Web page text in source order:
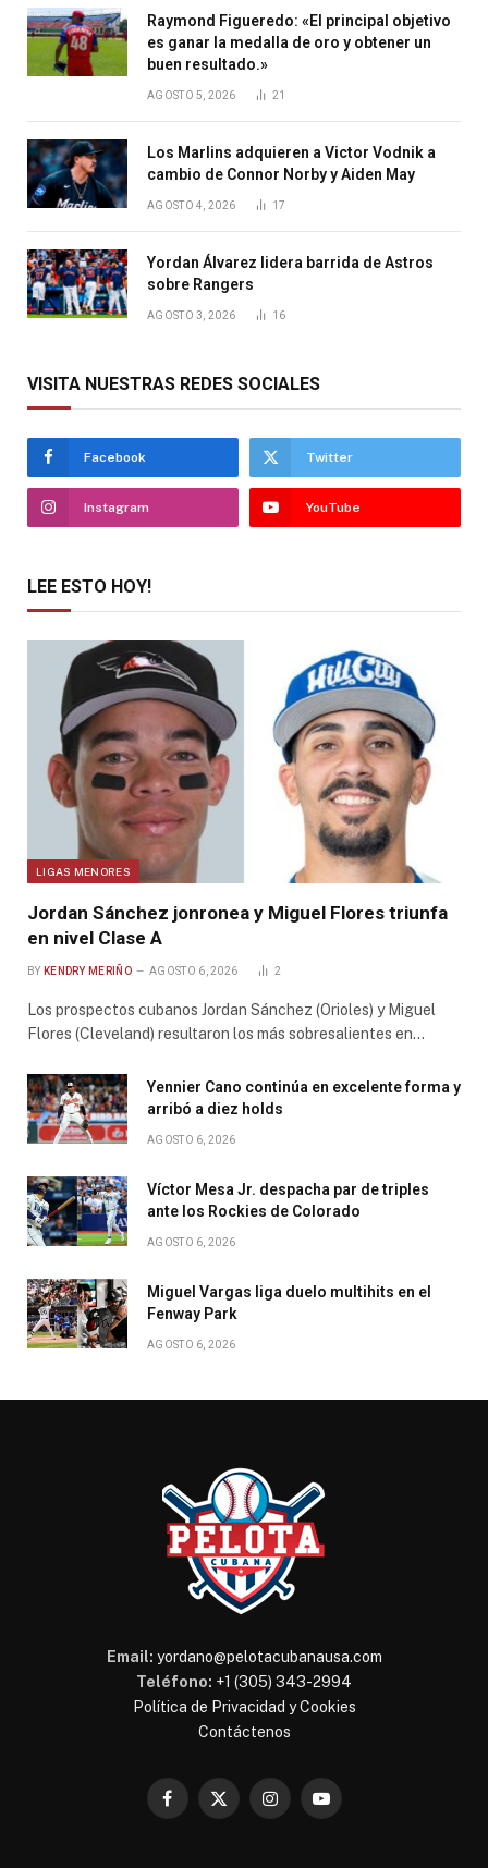
Raymond Figueredo: «El principal objetivo
es ganar la medalla de oro y obtener un
buen resultado.»
AGOSTO 5, 2026 21
Los Marlins adquieren a Victor Vodnik a
cambio de Connor Norby y Aiden May
AGOSTO 4, 2026 17
Yordan Álvarez lidera barrida de Astros
sobre Rangers
AGOSTO 3, 2026 16
VISITA NUESTRAS REDES SOCIALES
Facebook Twitter
Instagram YouTube
LEE ESTO HOY!
LIGAS MENORES
Jordan Sánchez jonronea y Miguel Flores triunfa
en nivel Clase A
BY KENDRY MERIÑO AGOSTO 6, 2026 2
Los prospectos cubanos Jordan Sánchez (Orioles) y Miguel
Flores (Cleveland) resultaron los más sobresalientes en…
Yennier Cano continúa en excelente forma y
arribó a diez holds
AGOSTO 6, 2026
Víctor Mesa Jr. despacha par de triples
ante los Rockies de Colorado
AGOSTO 6, 2026
Miguel Vargas liga duelo multihits en el
Fenway Park
AGOSTO 6, 2026
Email: yordano@pelotacubanausa.com
Teléfono: +1 (305) 343-2994
Política de Privacidad y Cookies
Contáctenos
Facebook
X
InstagramYouTube